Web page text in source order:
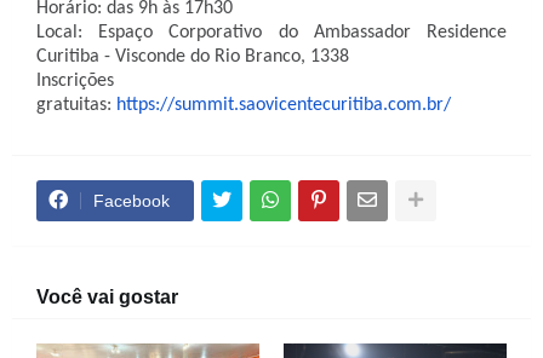
Horário: das 9h às 17h30
Local: Espaço Corporativo do Ambassador Residence
Curitiba - Visconde do Rio Branco, 1338
Inscrições
gratuitas: https://summit.saovicentecuritiba.com.br/
Facebook
Você vai gostar